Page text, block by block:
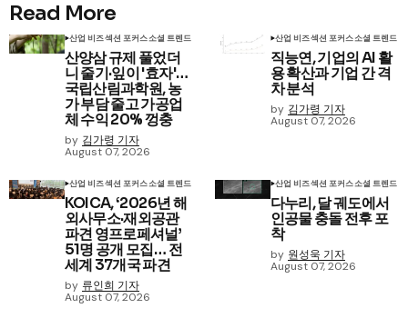
Read More
산업 비즈섹션 포커스소셜 트렌드
산양삼 규제 풀었더
니 줄기·잎이 '효자'…
국립산림과학원, 농
가 부담 줄고 가공업
체 수익 20% 껑충
by 김가령 기자
August 07, 2026
산업 비즈섹션 포커스소셜 트렌드
직능연, 기업의 AI 활
용 확산과 기업 간 격
차 분석
by 김가령 기자
August 07, 2026
산업 비즈섹션 포커스소셜 트렌드
KOICA, ‘2026년 해
외사무소·재외공관
파견 영프로페셔널’
51명 공개 모집… 전
세계 37개국 파견
by 류인희 기자
August 07, 2026
산업 비즈섹션 포커스소셜 트렌드
다누리, 달 궤도에서
인공물 충돌 전후 포
착
by 원성욱 기자
August 07, 2026